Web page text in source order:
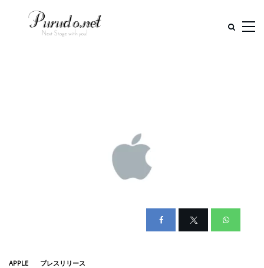
APPLE プレスリリース